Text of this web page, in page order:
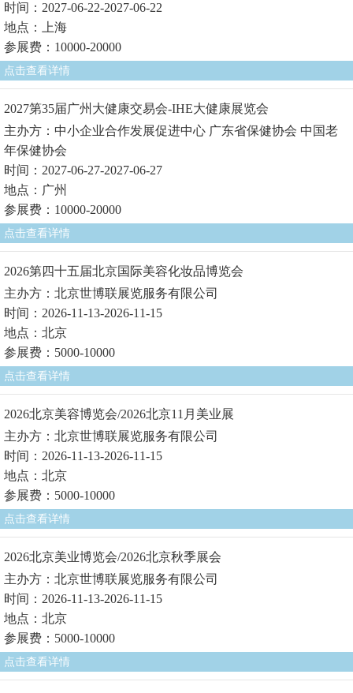
时间：2027-06-22-2027-06-22
地点：上海
参展费：10000-20000
点击查看详情
2027第35届广州大健康交易会-IHE大健康展览会
主办方：中小企业合作发展促进中心 广东省保健协会 中国老
年保健协会
时间：2027-06-27-2027-06-27
地点：广州
参展费：10000-20000
点击查看详情
2026第四十五届北京国际美容化妆品博览会
主办方：北京世博联展览服务有限公司
时间：2026-11-13-2026-11-15
地点：北京
参展费：5000-10000
点击查看详情
2026北京美容博览会/2026北京11月美业展
主办方：北京世博联展览服务有限公司
时间：2026-11-13-2026-11-15
地点：北京
参展费：5000-10000
点击查看详情
2026北京美业博览会/2026北京秋季展会
主办方：北京世博联展览服务有限公司
时间：2026-11-13-2026-11-15
地点：北京
参展费：5000-10000
点击查看详情